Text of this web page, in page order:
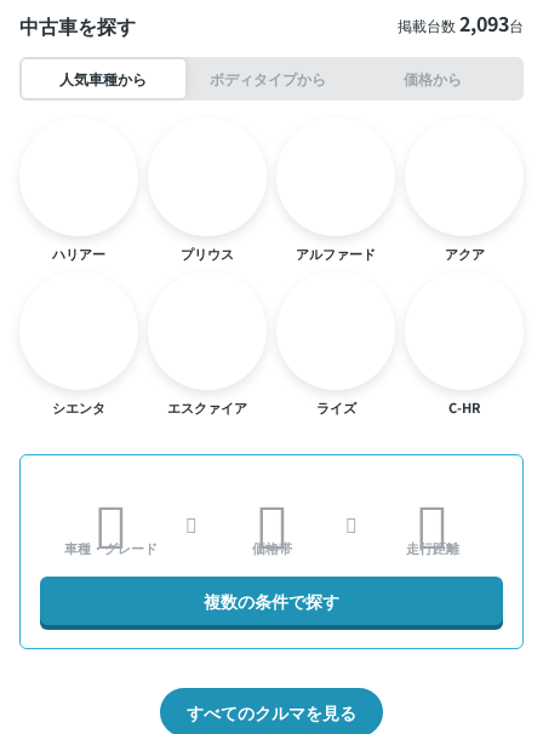
中古車を探す 掲載台数2,093台
人気車種から ボディタイプから 価格から
ハリアー プリウス アルファード アクア
シエンタ エスクァイア ライズ C-HR
車種・グレード 価格帯 走行距離
複数の条件で探す
すべてのクルマを見る